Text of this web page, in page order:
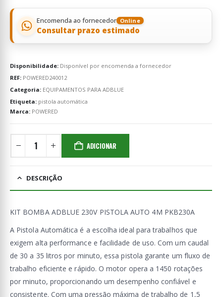
Encomenda ao fornecedor Online
Consultar prazo estimado
Disponibilidade: Disponível por encomenda a fornecedor
REF: POWERED240012
Categoria: EQUIPAMENTOS PARA ADBLUE
Etiqueta: pistola automática
Marca: POWERED
ADICIONAR
DESCRIÇÃO
KIT BOMBA ADBLUE 230V PISTOLA AUTO 4M PKB230A
A Pistola Automática é a escolha ideal para trabalhos que
exigem alta performance e facilidade de uso. Com um caudal
de 30 a 35 litros por minuto, essa pistola garante um fluxo de
trabalho eficiente e rápido. O motor opera a 1450 rotações
por minuto, proporcionando um desempenho confiável e
consistente. Com uma pressão máxima de trabalho de 1,5